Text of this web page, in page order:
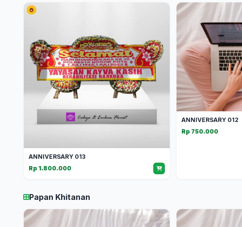
ANNIVERSARY 013
Rp 1.800.000
ANNIVERSARY 012
Rp 750.000
Papan Khitanan